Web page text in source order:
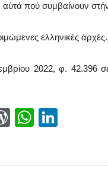
αὐτά πού συμβαίνουν
ἑλληνικές
2022, φ. 42.396
W
W